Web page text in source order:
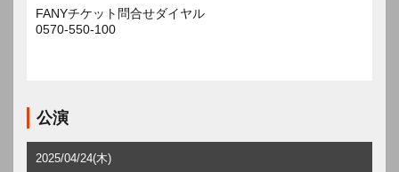
FANYチケット問合せダイヤル
0570-550-100
公演
2025/04/24(木)